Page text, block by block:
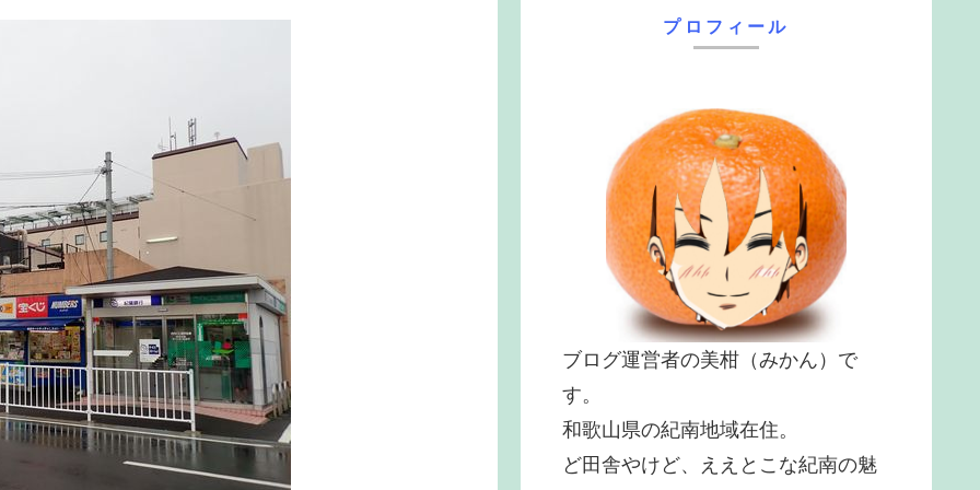
プロフィール
ブログ運営者の美柑（みかん）で
す。
和歌山県の紀南地域在住。
ど田舎やけど、ええとこな紀南の魅